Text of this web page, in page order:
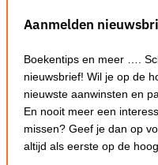
Aanmelden
Boekentips en meer ….
nieuwsbrief! Wil je op de
nieuwste aanwinsten en
En nooit meer een
missen? Geef je dan op
altijd als eerste op de